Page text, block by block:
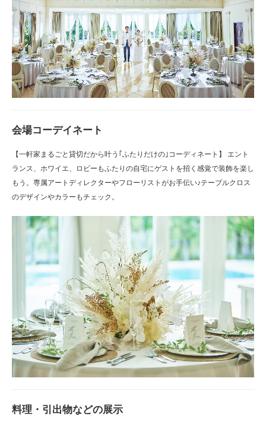
会場コーデイネート
【一軒家まるごと貸切だから叶う｢ふたりだけの｣コーディネート】 エント
ランス、ホワイエ、ロビーもふたりの自宅にゲストを招く感覚で装飾を楽し
もう。専属アートディレクターやフローリストがお手伝い♪テーブルクロス
のデザインやカラーもチェック。
料理・引出物などの展示